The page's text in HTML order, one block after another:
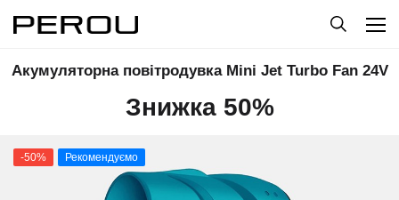
Акумуляторна повітродувка Mini Jet Turbo Fan 24V
Знижка 50%
-50% Рекомендуємо